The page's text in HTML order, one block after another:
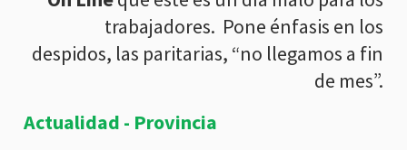
trabajadores. Pone énfasis en los
despidos, las paritarias, “no llegamos a fin
de mes”.
Actualidad - Provincia